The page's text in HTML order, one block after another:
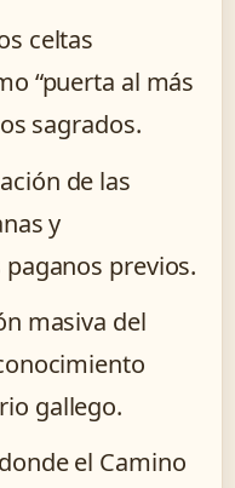
celtas
“puerta al más
sagrados.
de las
y
previos.
masiva del
gallego.
donde el Camino